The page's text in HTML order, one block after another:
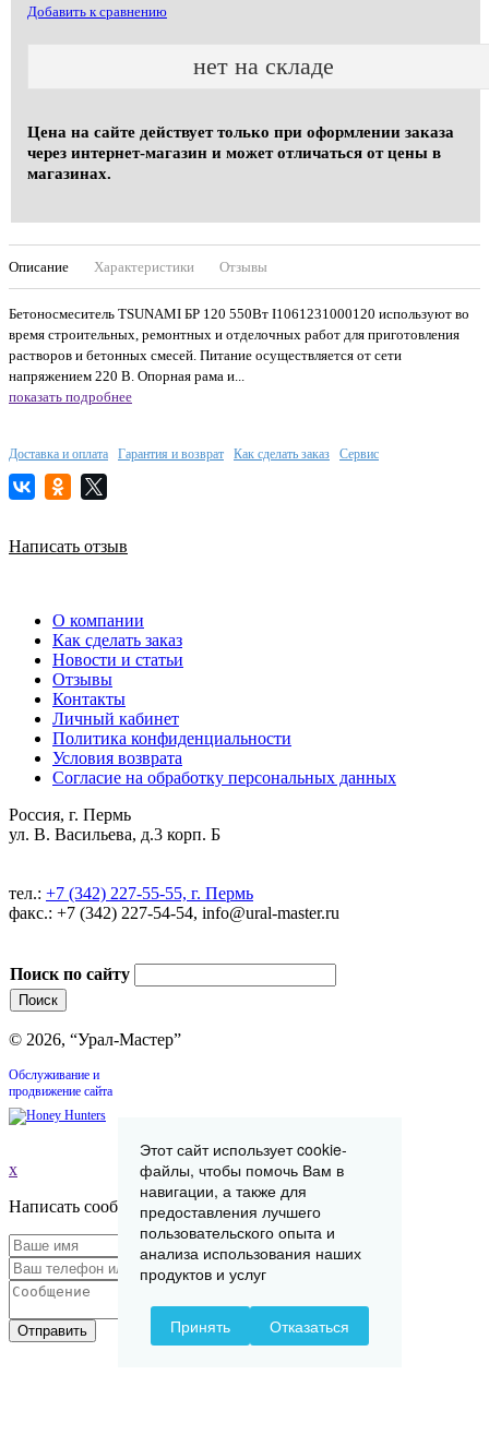
Добавить к сравнению
нет на складе
Цена на сайте действует только при оформлении заказа
через интернет-магазин и может отличаться от цены в
магазинах.
Описание Характеристики Отзывы
Бетоносмеситель TSUNAMI БР 120 550Вт I1061231000120 используют во
время строительных, ремонтных и отделочных работ для приготовления
растворов и бетонных смесей. Питание осуществляется от сети
напряжением 220 В. Опорная рама и...
показать подробнее
Доставка и оплата Гарантия и возврат Как сделать заказ Сервис
Написать отзыв
О компании
Как сделать заказ
Новости и статьи
Отзывы
Контакты
Личный кабинет
Политика конфиденциальности
Условия возврата
Согласие на обработку персональных данных
Россия, г. Пермь
ул. В. Васильева, д.3 корп. Б
тел.: +7 (342) 227-55-55, г. Пермь
факс.: +7 (342) 227-54-54, info@ural-master.ru
Поиск по сайту
© 2026, “Урал-Мастер”
Обслуживание и
продвижение сайта
x
Написать сообщение
Отправить
Этот сайт использует cookie-
файлы, чтобы помочь Вам в
навигации, а также для
предоставления лучшего
пользовательского опыта и
анализа использования наших
продуктов и услуг
Принять Отказаться